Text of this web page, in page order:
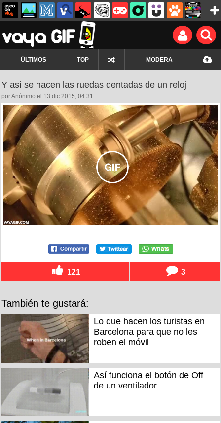
ÚLTIMOS TOP MODERA
Y así se hacen las ruedas dentadas de un reloj
por Anónimo el 13 dic 2015, 04:31
121 3
También te gustará:
Lo que hacen los turistas en
Barcelona para que no les
roben el móvil
Así funciona el botón de Off
de un ventilador